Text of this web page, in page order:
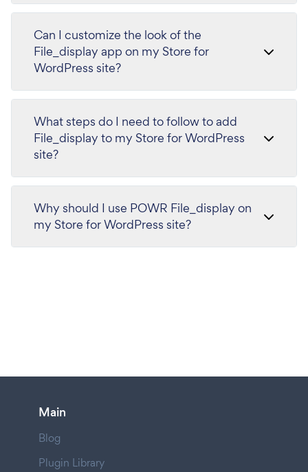
Can I customize the look of the
File_display app on my Store for
WordPress site?
What steps do I need to follow to add
File_display to my Store for WordPress
site?
Why should I use POWR File_display on
my Store for WordPress site?
Main
Blog
Plugin Library